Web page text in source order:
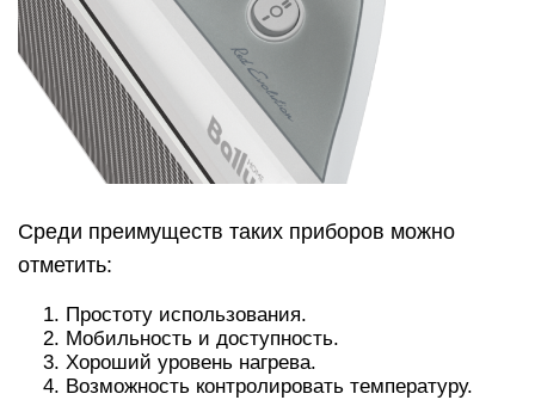
Среди преимуществ таких приборов можно
отметить:
Простоту использования.
Мобильность и доступность.
Хороший уровень нагрева.
Возможность контролировать температуру.